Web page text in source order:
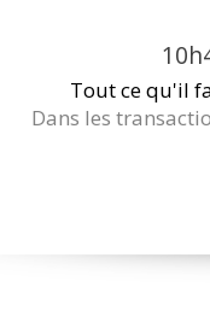
Tout ce qu'il
Dans les